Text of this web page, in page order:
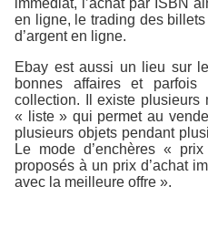
en ligne, le trading des
d’argent en ligne.
Ebay est aussi un lieu sur
bonnes affaires et
collection. Il existe plusieurs
« liste » qui permet au
plusieurs objets pendant
Le mode d’enchères «
proposés à un prix d’achat
avec la meilleure offre ».